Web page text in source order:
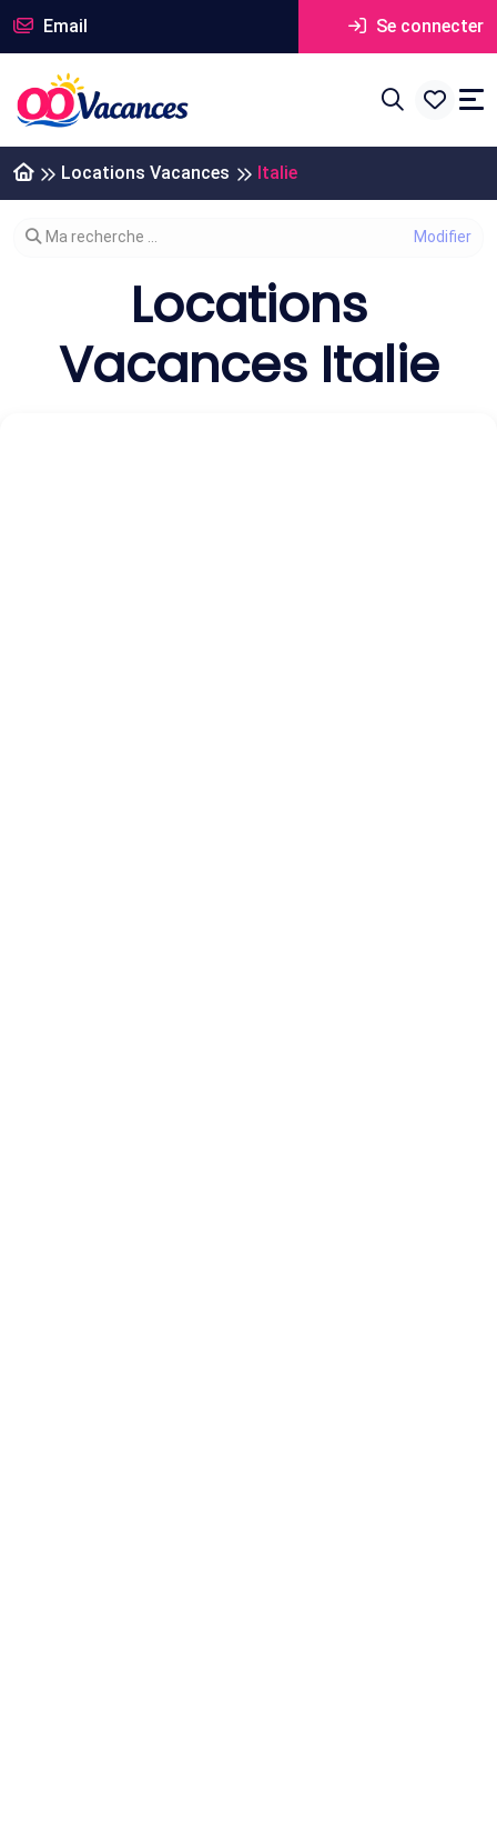
Email Se connecter
Locations Vacances Italie
Modifier votre recherche
Ma recherche ...
Locations
Vacances Italie